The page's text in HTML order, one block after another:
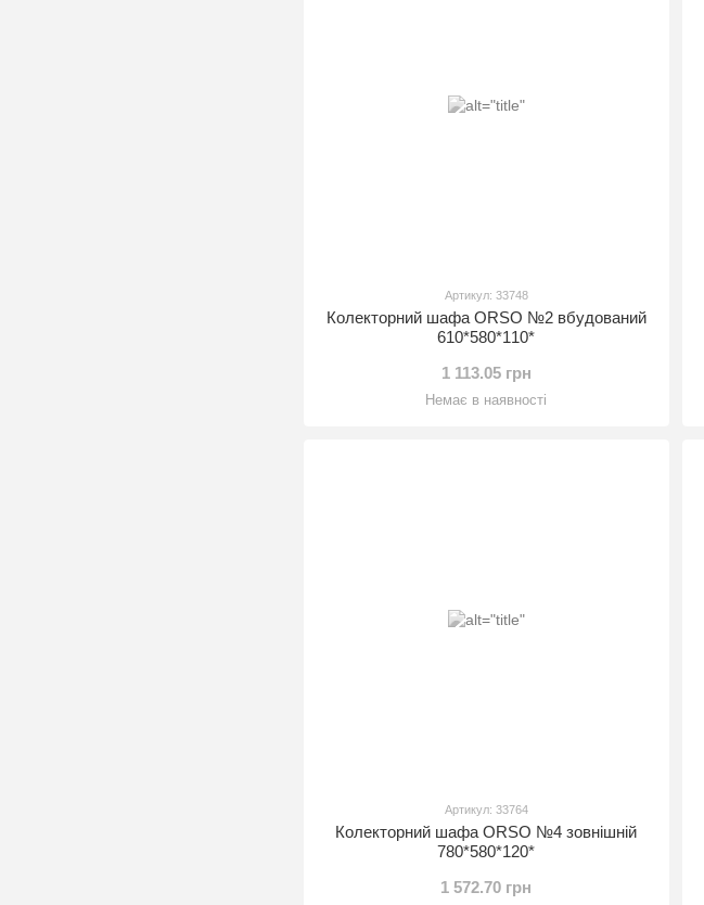
Артикул: 33748
Колекторний шафа ORSO №2 вбудований
610*580*110*
1 113.05 грн
Немає в наявності
Артикул: 33764
Колекторний шафа ORSO №4 зовнішній
780*580*120*
1 572.70 грн